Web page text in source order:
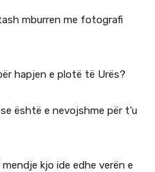
mburren me fotografi
hapjen e plotë të Urës?
është e nevojshme për t’u
kjo ide edhe verën e